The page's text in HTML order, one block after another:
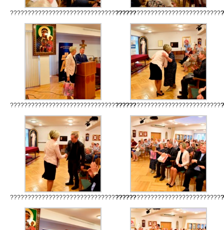
????????????????????????????????????
????????????????????????????????????
????????????????????????????????????